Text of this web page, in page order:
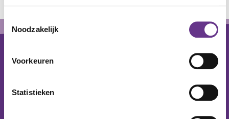
Toestemmingsselectie
Noodzakelijk
Voorkeuren
Statistieken
Footer